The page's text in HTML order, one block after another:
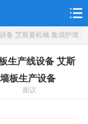
备 艾斯曼机械 集成护墙
生产线设备 艾斯
板生产设备
面议